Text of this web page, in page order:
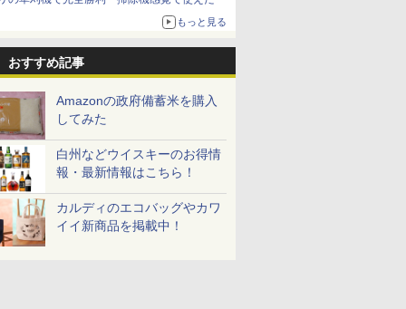
もっと見る
おすすめ記事
Amazonの政府備蓄米を購入
してみた
白州などウイスキーのお得情
報・最新情報はこちら！
カルディのエコバッグやカワ
イイ新商品を掲載中！